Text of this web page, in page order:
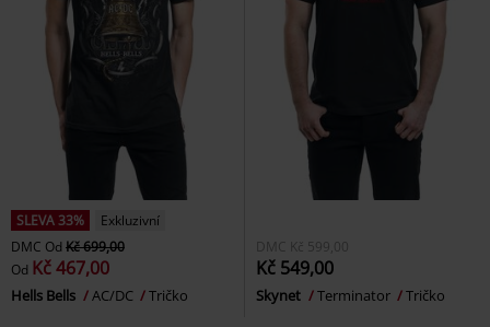
SLEVA 33%
Exkluzivní
DMC Od Kč 699,00
Od Kč 467,00
Hells Bells AC/DC Tričko
DMC Kč 599,00
Kč 549,00
Skynet Terminator Tričko